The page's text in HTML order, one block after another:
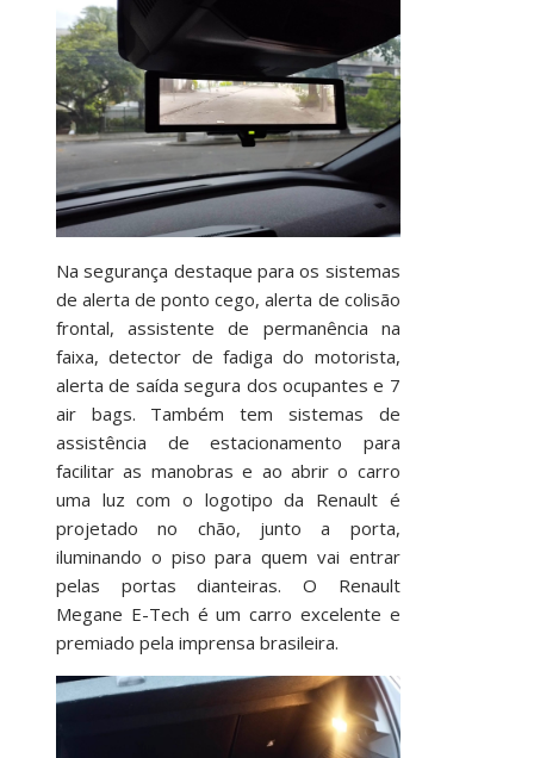
Na segurança destaque para os sistemas
de alerta de ponto cego, alerta de colisão
frontal, assistente de permanência na
faixa, detector de fadiga do motorista,
alerta de saída segura dos ocupantes e 7
air bags. Também tem sistemas de
assistência de estacionamento para
facilitar as manobras e ao abrir o carro
uma luz com o logotipo da Renault é
projetado no chão, junto a porta,
iluminando o piso para quem vai entrar
pelas portas dianteiras. O Renault
Megane E-Tech é um carro excelente e
premiado pela imprensa brasileira.